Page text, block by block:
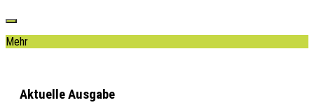
Mehr
Aktuelle Ausgabe